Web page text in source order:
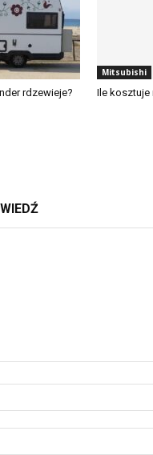
rdzewieje?
Mitsubishi
Ile kosztuje